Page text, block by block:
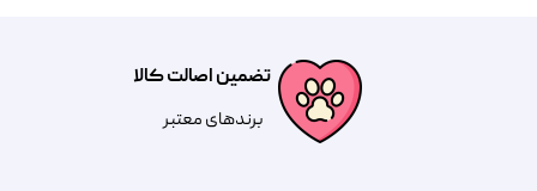
تضمین اصالت کالا
​​برندهای معتبر​​​​​​​